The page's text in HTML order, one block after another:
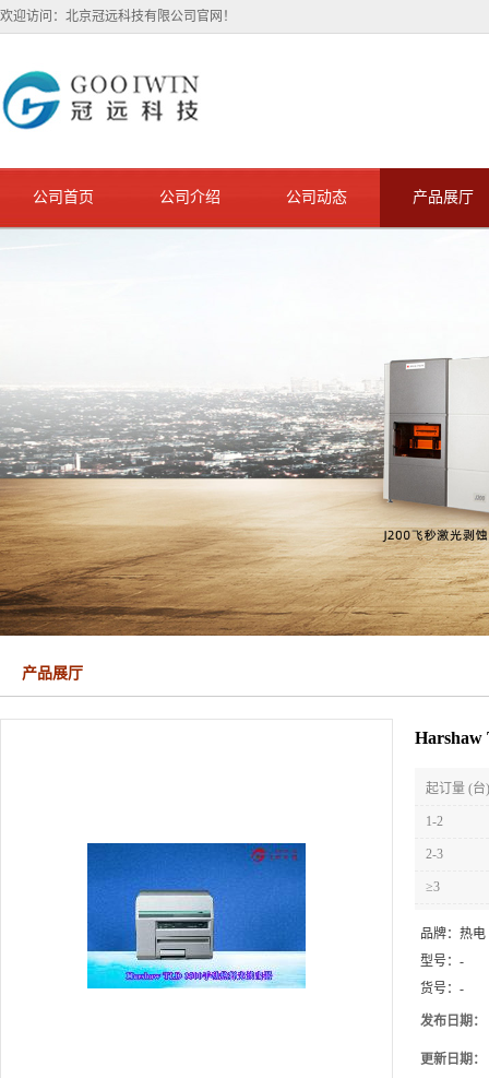
欢迎访问：北京冠远科技有限公司官网！
公司首页 公司介绍 公司动态 产品展厅
产品展厅
Harshaw
起订量 (台)
1-2
2-3
≥3
品牌： 热电
型号： -
货号： -
发布日期：
更新日期：